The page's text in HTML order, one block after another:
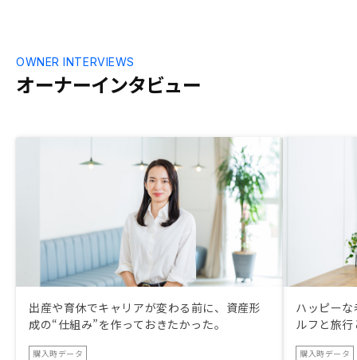
オーナーインタビュー
OWNER INTERVIEWS
出産や育休でキャリアが変わる前に、資産形
成の“仕組み”を作っておきたかった。
購入時データ
ハッピー
ルフと旅
購入時データ